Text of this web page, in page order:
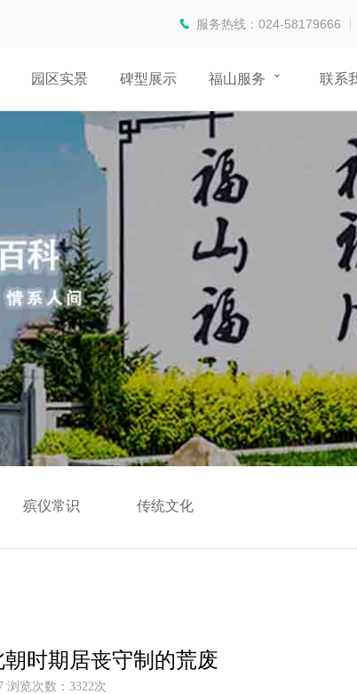
服务热线：024-58179666
园区实景 碑型展示 福山服务 联系
殡仪常识 传统文化
时期居丧守制的荒废
浏览次数：3322次